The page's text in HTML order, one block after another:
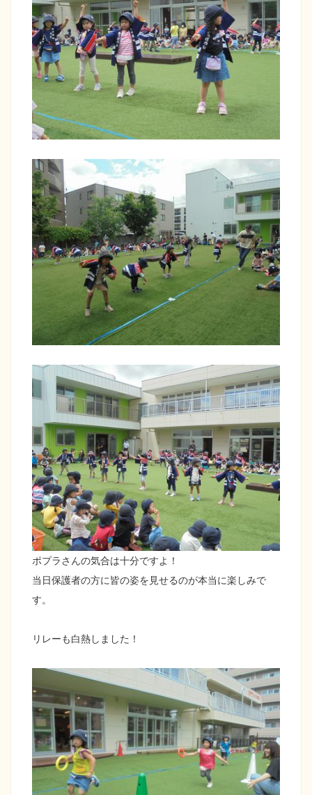
ポプラさんの気合は十分ですよ！
当日保護者の方に皆の姿を見せるのが本当に楽しみで
す。
リレーも白熱しました！